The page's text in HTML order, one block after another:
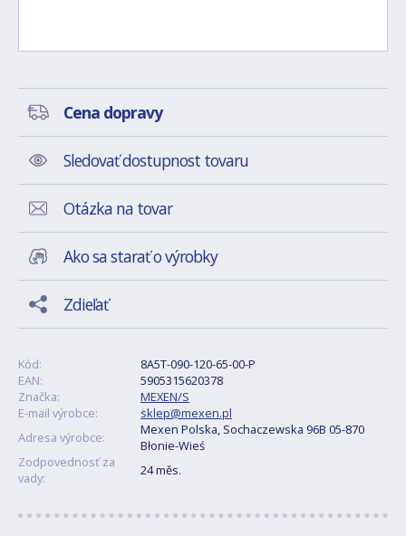
Cena dopravy
Sledovať dostupnost tovaru
Otázka na tovar
Ako sa starať o výrobky
Zdieľať
Kód:
8A5T-090-120-65-00-P
EAN:
5905315620378
Značka:
MEXEN/S
E-mail výrobce:
sklep@mexen.pl
Adresa výrobce:
Mexen Polska, Sochaczewska 96B 05-870
Błonie-Wieś
Zodpovednosť za
vady:
24 měs.